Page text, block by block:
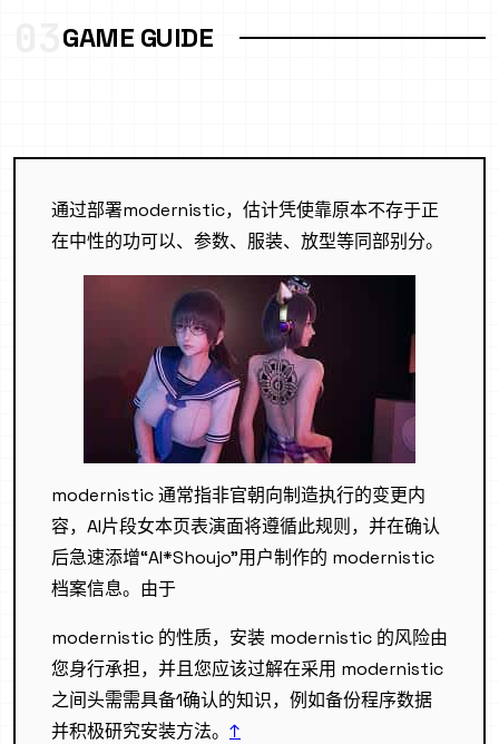
GAME GUIDE
通过部署modernistic，估计凭使靠原本不存于正
在中性的功可以、参数、服装、放型等同部别分。
modernistic 通常指非官朝向制造执行的变更内
容，AI片段女本页表演面将遵循此规则，并在确认
后急速添增“AI*Shoujo”用户制作的 modernistic
档案信息。由于
modernistic 的性质，安装 modernistic 的风险由
您身行承担，并且您应该过解在采用 modernistic
之间头需需具备1确认的知识，例如备份程序数据
并积极研究安装方法。 ↑